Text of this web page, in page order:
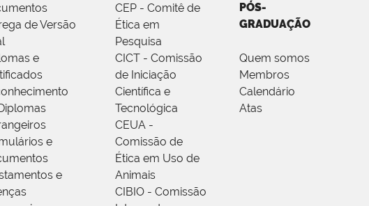
de Versão
e
e
e
CEP - Comitê de
Ética em
Pesquisa
CICT - Comissão
de Iniciação
Científica e
Tecnológica
CEUA -
Comissão de
Ética em Uso de
Animais
CIBIO - Comissão
PÓS-
GRADUAÇÃO
Quem somos
Membros
Calendário
Atas